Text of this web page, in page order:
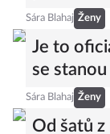
Sára Blahaj Ženy
Je to
se
Sára Blahaj Ženy
Od šatů